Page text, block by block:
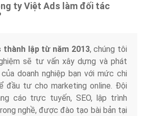
ty Việt Ads làm đối tác
thành lập từ năm 2013, chúng tôi
sẽ tư vấn xây dựng và phát
doanh nghiệp bạn với mức chi
đầu tư cho marketing online. Đội
cáo trực tuyến, SEO, lập trình
nghề, được đào tạo bài bản tại